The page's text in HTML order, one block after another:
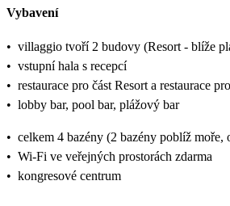
Vybavení
• villaggio tvoří 2 budovy (Resort - blíže
• vstupní hala s recepcí
• restaurace pro část Resort a restaurace
• lobby bar, pool bar, plážový bar
• celkem 4 bazény (2 bazény poblíž
• Wi-Fi ve veřejných prostorách zdarma
• kongresové centrum